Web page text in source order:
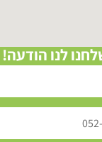
לנו הודעה!